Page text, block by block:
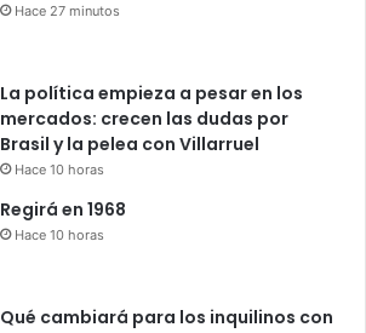
Hace 27 minutos
La política empieza a pesar en los
mercados: crecen las dudas por
Brasil y la pelea con Villarruel
Hace 10 horas
Regirá en 1968
Hace 10 horas
Qué cambiará para los inquilinos con